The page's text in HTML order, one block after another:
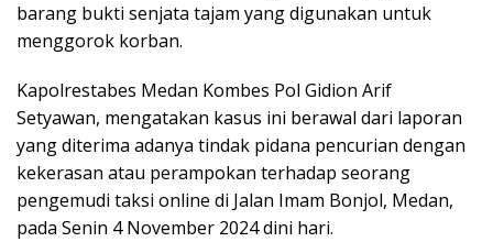
barang bukti senjata tajam yang digunakan untuk
menggorok korban.
Kapolrestabes Medan Kombes Pol Gidion Arif
Setyawan, mengatakan kasus ini berawal dari laporan
yang diterima adanya tindak pidana pencurian dengan
kekerasan atau perampokan terhadap seorang
pengemudi taksi online di Jalan Imam Bonjol, Medan,
pada Senin 4 November 2024 dini hari.